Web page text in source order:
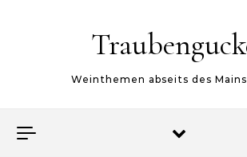
Weinthemen abseits des